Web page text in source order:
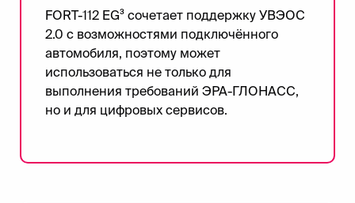
FORT-112 EG³ сочетает поддержку УВЭОС
2.0 с возможностями подключённого
автомобиля, поэтому может
использоваться не только для
выполнения требований ЭРА-ГЛОНАСС,
но и для цифровых сервисов.